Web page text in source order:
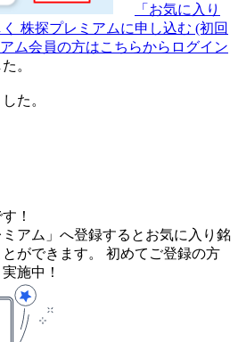
「お気に入り
株探プレミアムに申し込む (初回
ム会員の方はこちらからログイン
。
た。
！
アム」へ登録するとお気に入り銘
ができます。 初めてご登録の方
施中！